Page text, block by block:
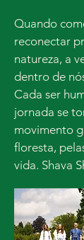
Quando
reconectar
natureza, a
dentro de
Cada ser
jornada se
movimento
floresta,
vida. Shava